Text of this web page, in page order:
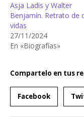
Asja Ladis y Walter
Benjamín. Retrato de
vidas
27/11/2024
En «Biografías»
Compartelo en tus
Facebook